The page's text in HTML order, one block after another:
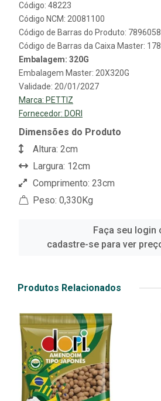
Código: 48223
Código NCM: 20081100
Código de Barras do Produto:
Código de Barras da Caixa Master:
Embalagem: 320G
Embalagem Master: 20X320G
Validade: 20/01/2027
Marca: PETTIZ
Fornecedor: DORI
Dimensões do Produto
Altura: 2cm
Largura: 12cm
Comprimento: 23cm
Peso: 0,330Kg
Faça seu login
cadastre-se para ver
Produtos Relacionados